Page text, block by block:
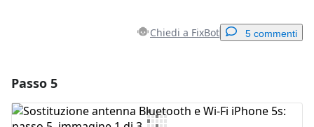
Chiedi a FixBot 5 commenti
Aggiungi Commento
Passo 5